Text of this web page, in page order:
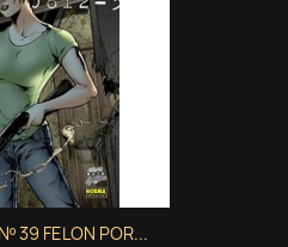
39 FELON POR...